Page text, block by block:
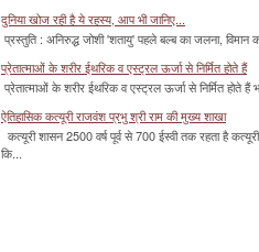
दुनिया खोज रही है ये रहस्य, आप भी जानिए...
प्रस्तुति : अनिरुद्ध जोशी 'शतायु' पहले बल्ब का जलना,
प्रेतात्माओं के शरीर ईथरिक व एस्ट्रल ऊर्जा से निर्मित होते हैं
प्रेतात्माओं के शरीर ईथरिक व एस्ट्रल ऊर्जा से निर्मित
ऐतिहासिक कत्यूरी राजवंश प्रभु श्री राम की मुख्य शाखा
कत्यूरी शासन 2500 वर्ष पूर्व से 700 ईस्वी तक रहता है
कि...